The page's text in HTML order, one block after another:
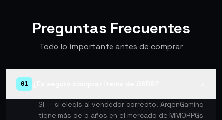
Preguntas Frecuentes
Todo lo importante antes de comprar
01
Sí — si elegís al vendedor correcto. ArgenGaming
tiene más de 5 años en el mercado de MMORPGs